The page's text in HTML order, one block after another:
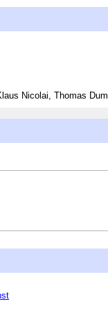
Nicolai, Thomas